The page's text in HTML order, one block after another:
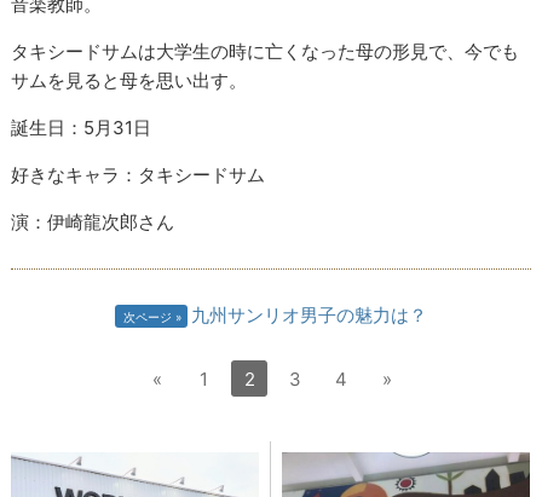
タキシードサムは大学生の時に亡くなった母の形見で、今でも
サムを見ると母を思い出す。
誕生日：5月31日
好きなキャラ：タキシードサム
演：伊崎龍次郎さん
次ページ 九州サンリオ男子の魅力は？
« 1 2 3 4 »